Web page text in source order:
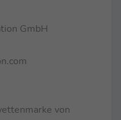
GmbH
von